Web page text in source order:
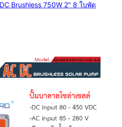
Brushless 750W 2″ 8 ใบพัด